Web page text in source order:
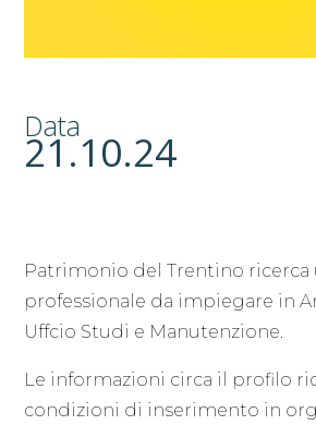
Data
21.10.24
Patrimonio del Trentino ricerca
professionale da impiegare in
Uffcio Studi e Manutenzione.
Le informazioni circa il profilo
condizioni di inserimento in